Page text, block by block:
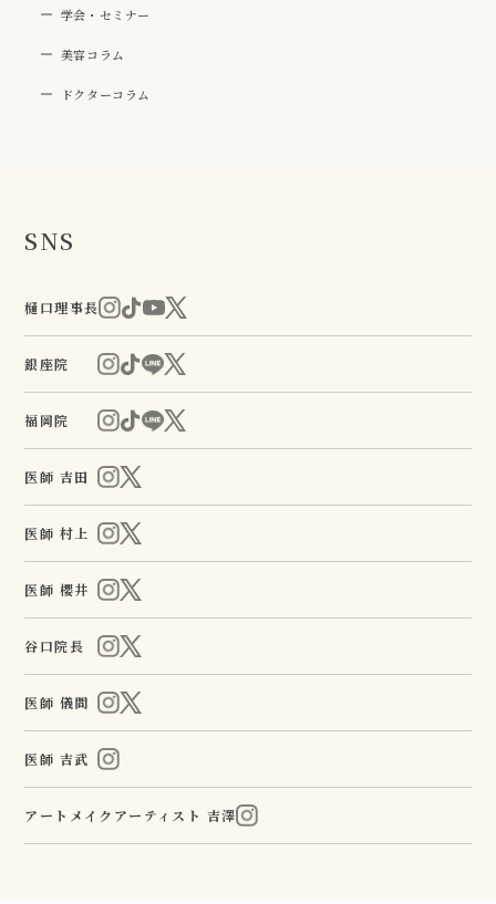
学会・セミナー
美容コラム
ドクターコラム
SNS
樋口理事長
銀座院
福岡院
医師 吉田
医師 村上
医師 櫻井
谷口院長
医師 儀間
医師 吉武
アートメイクアーティスト 吉澤